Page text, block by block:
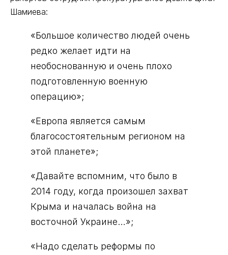
Шамиева:
«Большое количество людей очень
редко желает идти на
необоснованную и очень плохо
подготовленную военную
операцию»;
«Европа является самым
благосостоятельным регионом на
этой планете»;
«Давайте вспомним, что было в
2014 году, когда произошел захват
Крыма и началась война на
восточной Украине…»;
«Надо сделать реформы по